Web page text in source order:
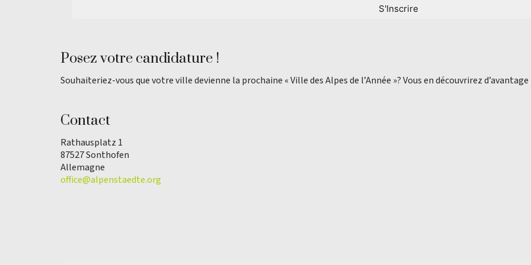
Posez votre candidature !
Souhaiteriez-vous que votre ville devienne la prochaine « Ville des Alpes de l’Année »? Vous en découvrirez d’avantage
Contact
Rathausplatz 1
87527 Sonthofen
Allemagne
office@alpenstaedte.org